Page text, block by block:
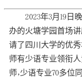
2023年3月19日
办的火塘学园首场讲
请了四川大学的优
师有少语专业领衔
师，少语专业70多位